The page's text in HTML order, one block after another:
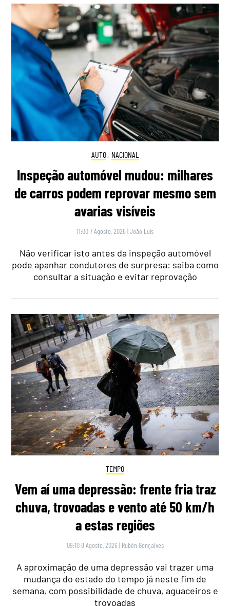
AUTO, NACIONAL
Inspeção automóvel mudou: milhares
de carros podem reprovar mesmo sem
avarias visíveis
11:00 7 Agosto, 2026 |João Luís
Não verificar isto antes da inspeção automóvel
pode apanhar condutores de surpresa: saiba como
consultar a situação e evitar reprovação
TEMPO
Vem aí uma depressão: frente fria traz
chuva, trovoadas e vento até 50 km/h
a estas regiões
09:10 8 Agosto, 2026 | Rubén Gonçalves
A aproximação de uma depressão vai trazer uma
mudança do estado do tempo já neste fim de
semana, com possibilidade de chuva, aguaceiros e
trovoadas